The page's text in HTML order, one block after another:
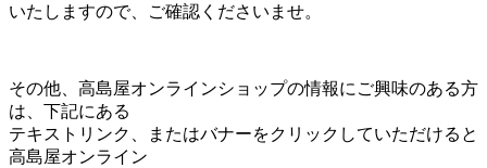
いたしますので、ご確認くださいませ。
その他、高島屋オンラインショップの情報にご興味のある方
は、下記にある
テキストリンク、またはバナーをクリックしていただけると
高島屋オンライン